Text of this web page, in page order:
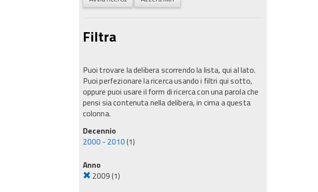
Filtra
Puoi trovare la delibera scorrendo la lista, qui al lato.
Puoi perfezionare la ricerca usando i filtri qui sotto,
oppure puoi usare il form di ricerca con una parola che
pensi sia contenuta nella delibera, in cima a questa
colonna.
Decennio
2000 - 2010(1)
Anno
2009(1)